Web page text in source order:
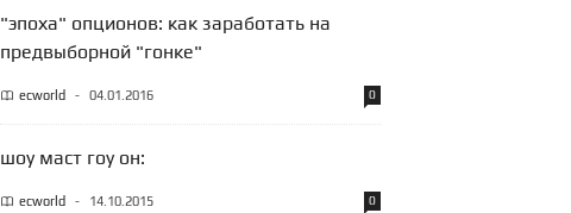
"эпоха" опционов: как заработать на
предвыборной "гонке"
ecworld - 04.01.2016 0
шоу маст гоу он:
ecworld - 14.10.2015 0